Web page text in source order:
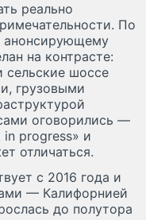
реально
По
анонсирующему
на контрасте:
сельские шоссе
грузовыми
оговорились —
in progress» и
отличаться.
с 2016 года и
— Калифорнией
до полутора